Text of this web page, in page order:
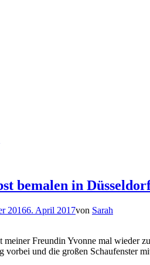
bemalen in
20166. April 2017von Sarah
Freundin Yvonne mal wieder
und die großen Schaufenster